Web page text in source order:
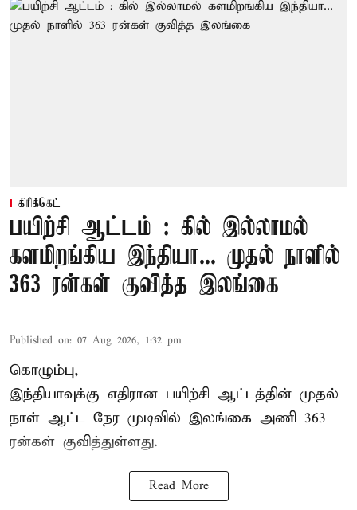
கிரிக்கெட்
பயிற்சி ஆட்டம் : கில் இல்லாமல்
களமிறங்கிய இந்தியா... முதல் நாளில்
363 ரன்கள் குவித்த இலங்கை
Published on: 07 Aug 2026, 1:32 pm
கொழும்பு,
இந்தியாவுக்கு எதிரான பயிற்சி ஆட்டத்தின் முதல்
நாள் ஆட்ட நேர முடிவில் இலங்கை அணி 363
ரன்கள் குவித்துள்ளது.
Read More